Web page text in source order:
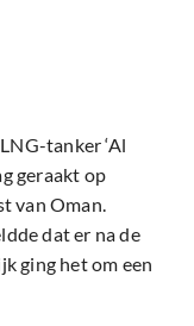
tanker ‘Al
geraakt op
van Oman.
dat er na de
ging het om een